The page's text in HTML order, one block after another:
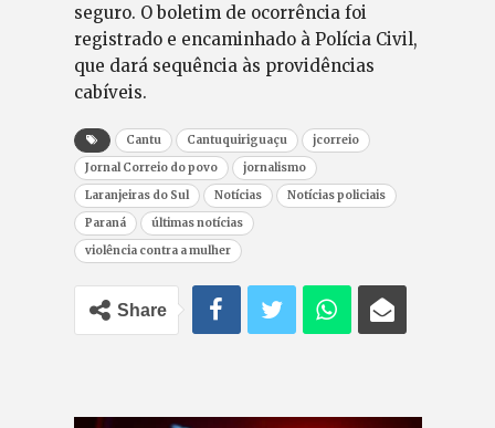
seguro. O boletim de ocorrência foi
registrado e encaminhado à Polícia Civil,
que dará sequência às providências
cabíveis.
Cantu Cantuquiriguaçu
jcorreio
Jornal Correio do povo
jornalismo
Laranjeiras do Sul
Notícias
Notícias policiais
Paraná
últimas notícias
violência contra a mulher
Share